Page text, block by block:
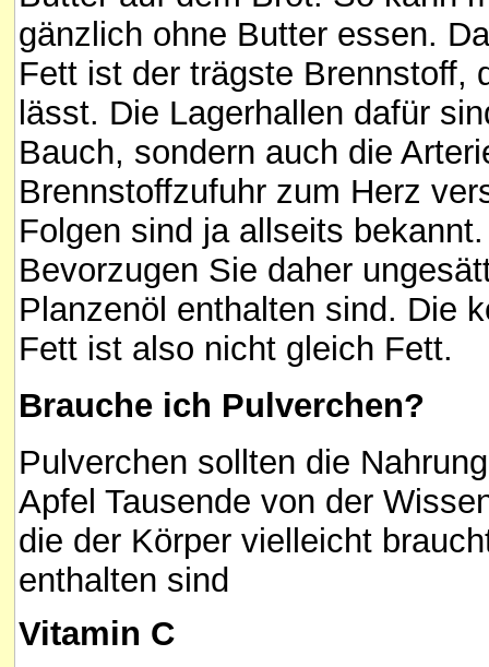
gänzlich ohne Butter essen.
Fett ist der trägste Brennstoff,
lässt. Die Lagerhallen dafür
Bauch, sondern auch die
Brennstoffzufuhr zum Herz
Folgen sind ja allseits bekannt.
Bevorzugen Sie daher
Planzenöl enthalten sind. Die
Fett ist also nicht gleich Fett.
Brauche ich Pulverchen?
Pulverchen sollten die
Apfel Tausende von der
die der Körper vielleicht
enthalten sind
Vitamin C